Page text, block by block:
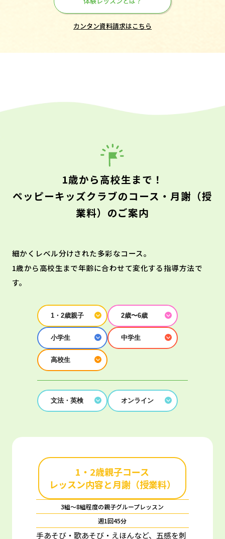
カンタン資料請求はこちら
1歳から高校生まで！
ペッピーキッズクラブのコース・月謝（授
業料）のご案内
細かくレベル分けされた多彩なコース。
1歳から高校生まで年齢に合わせて変化する指導方法で
す。
1・2歳親子 2歳〜6歳
小学生 中学生
高校生
文法・英検 オンライン
1・2歳親子コース
レッスン内容と月謝（授業料）
3組～8組程度の親子グループレッスン
週1回45分
手あそび・歌あそび・えほんなど、五感を刺